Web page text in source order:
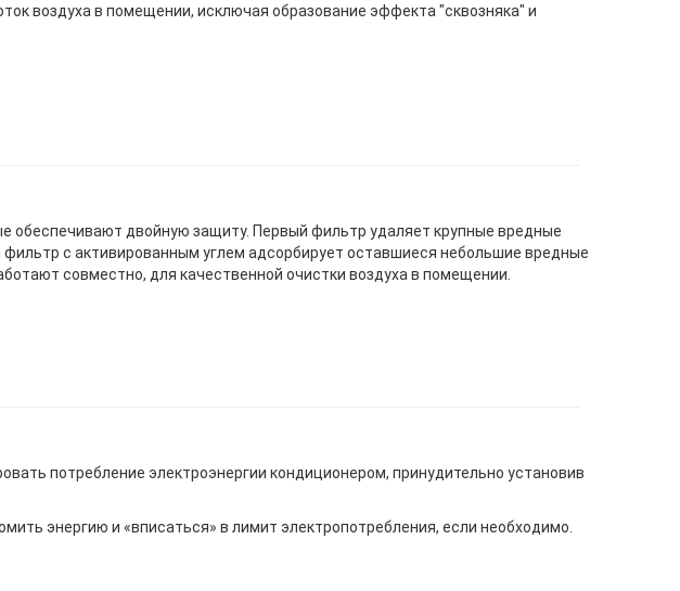
воздуха в помещении, исключая образование эффекта "сквозняка" и
обеспечивают двойную защиту. Первый фильтр удаляет крупные вредные
с активированным углем адсорбирует оставшиеся небольшие вредные
совместно, для качественной очистки воздуха в помещении.
потребление электроэнергии кондиционером, принудительно установив
энергию и «вписаться» в лимит электропотребления, если необходимо.